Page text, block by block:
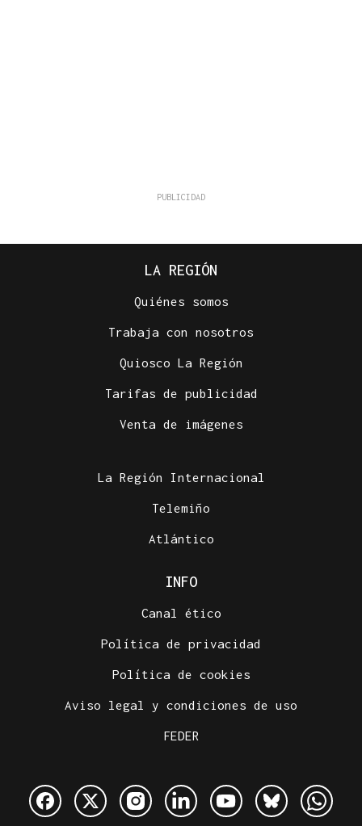
LA REGIÓN
Quiénes somos
Trabaja con nosotros
Quiosco La Región
Tarifas de publicidad
Venta de imágenes
La Región Internacional
Telemiño
Atlántico
INFO
Canal ético
Política de privacidad
Política de cookies
Aviso legal y condiciones de uso
FEDER